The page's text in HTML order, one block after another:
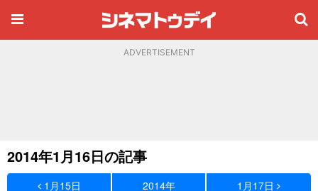
ADVERTISEMENT
2014年1月16日の記事
1月15日 2014年 1月17日